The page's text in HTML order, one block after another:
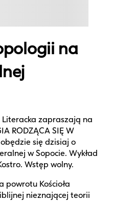
na
Literacka zapraszają na
RODZĄCA SIĘ W
obędzie się dzisiaj o
w Sopocie. Wykład
Wstęp wolny.
powrotu Kościoła
nieznającej teorii